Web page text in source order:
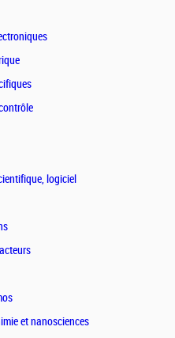
logiciel
et nanosciences